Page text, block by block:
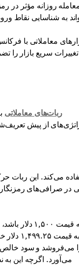
روزانه مؤثر در
معاملاتی با
تغییرات سریع بازار را
ربات‌های معاملاتی
در صرافی‌های
می‌آورد. اگرچه این